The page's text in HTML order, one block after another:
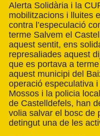
Alerta Solidària i la
mobilitzacions i lluites
contra l’especulació
terme Salvem el Castell
aquest sentit, ens
represaliades aquest
que es portava a
aquest municipi del
operació especulativa
Mossos i la policia
de Castelldefels, han
volia salvar el bosc de
detingut una de les